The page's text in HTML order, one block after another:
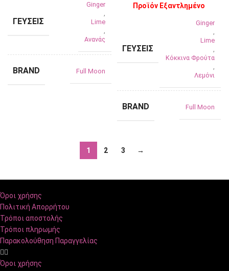
ΓΕΎΣΕΙΣ
Ginger
,
Lime
,
Ανανάς
BRAND Full Moon
Προϊόν Εξαντλημένο
ΓΕΎΣΕΙΣ
Ginger
Lime
Κόκκινα Φρούτα
Λεμόνι
BRAND Full Moon
1 2 3 →
Όροι χρήσης
Πολιτική Απορρήτου
Τρόποι αποστολής
Τρόποι πληρωμής
Παρακολούθηση Παραγγελίας
Όροι χρήσης